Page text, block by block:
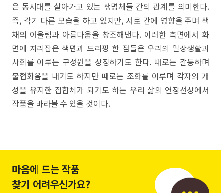
은 동시대를 살아가고 있는 생명체들 간의 관계를 의미한다.
즉, 각기 다른 모습을 하고 있지만, 서로 간에 영향을 주며 색
채의 어울림과 아름다움을 창조해낸다. 이러한 측면에서 화
면에 자리잡은 색면과 드리핑 한 점들은 우리의 일상생활과
사회를 이루는 구성원을 상징하기도 한다. 때로는 갈등하며
불협화음을 내기도 하지만 때로는 조화를 이루며 각자의 개
성을 유지한 집합체가 되기도 하는 우리 삶의 연장선상에서
작품을 바라볼 수 있을 것이다.
마음에 드는 작품
찾기 어려우신가요?